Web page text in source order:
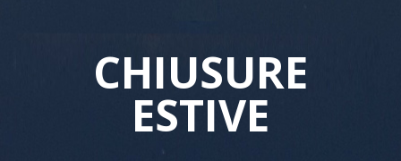
CHIUSURE
ESTIVE